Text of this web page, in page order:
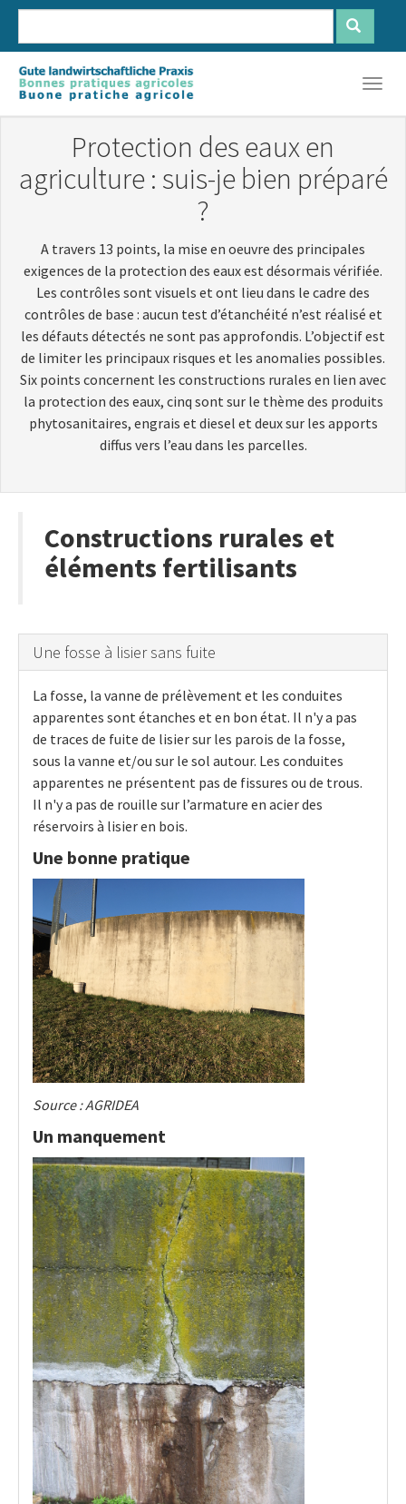
Aller
contenu
principal
Protection des eaux en
agriculture : suis-je bien préparé
?
A travers 13 points, la mise en oeuvre des principales
exigences de la protection des eaux est désormais vérifiée.
Les contrôles sont visuels et ont lieu dans le cadre des
contrôles de base : aucun test d’étanchéité n’est réalisé et
les défauts détectés ne sont pas approfondis. L’objectif est
de limiter les principaux risques et les anomalies possibles.
Six points concernent les constructions rurales en lien avec
la protection des eaux, cinq sont sur le thème des produits
phytosanitaires, engrais et diesel et deux sur les apports
diffus vers l’eau dans les parcelles.
Constructions rurales et
éléments fertilisants
Une fosse à lisier sans fuite
La fosse, la vanne de prélèvement et les conduites
apparentes sont étanches et en bon état. Il n'y a pas
de traces de fuite de lisier sur les parois de la fosse,
sous la vanne et/ou sur le sol autour. Les conduites
apparentes ne présentent pas de fissures ou de trous.
Il n'y a pas de rouille sur l’armature en acier des
réservoirs à lisier en bois.
Une bonne pratique
Source : AGRIDEA
Un manquement